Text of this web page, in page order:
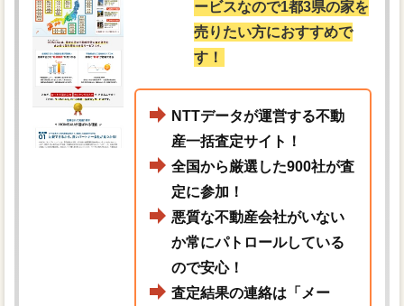
ービスなので1都3県の家を
売りたい方におすすめで
す！
NTTデータが運営する不動
産一括査定サイト！
全国から厳選した900社が査
定に参加！
悪質な不動産会社がいない
か常にパトロールしている
ので安心！
査定結果の連絡は「メー